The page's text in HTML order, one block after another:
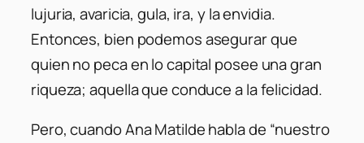
lujuria, avaricia, gula, ira, y la envidia.
Entonces, bien podemos asegurar que
quien no peca en lo capital posee una gran
riqueza; aquella que conduce a la felicidad.
Pero, cuando Ana Matilde habla de “nuestro